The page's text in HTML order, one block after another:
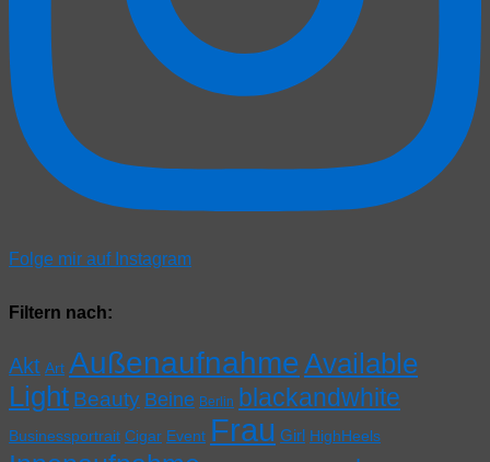
Folge mir auf Instagram
Filtern nach:
Akt Art AußenaufnahmeAvailable
Light Beauty Beine Berlin blackandwhite
Businessportrait Cigar Event Frau Girl HighHeels